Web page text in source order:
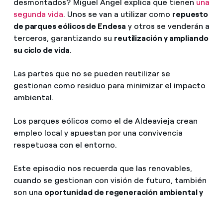
desmontados? Miguel Ángel explica que tienen una
segunda vida. Unos se van a utilizar como repuesto
de parques eólicos de Endesa y otros se venderán a
terceros, garantizando su reutilización y ampliando
su ciclo de vida.
Las partes que no se pueden reutilizar se
gestionan como residuo para minimizar el impacto
ambiental.
Los parques eólicos como el de Aldeavieja crean
empleo local y apuestan por una convivencia
respetuosa con el entorno.
Este episodio nos recuerda que las renovables,
cuando se gestionan con visión de futuro, también
son una oportunidad de regeneración ambiental y